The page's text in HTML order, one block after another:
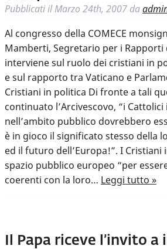
Pubblicati ilMarzo 24th, 2007 da
Al congresso della COMECE
Mamberti, Segretario per i Rapporti
interviene sul ruolo dei cristiani in
e sul rapporto tra Vaticano e
Cristiani in politica Di fronte a tali
continuato l’Arcivescovo, “i
nell’ambito pubblico dovrebbero
è in gioco il significato stesso della
ed il futuro dell’Europa!”. I Cristiani
spazio pubblico europeo “per
coerenti con la loro… Leggi tutto »
Il Papa riceve l’invito